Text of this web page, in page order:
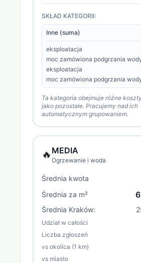
SKŁAD KATEGORII:
Inne (suma)
eksploatacja
moc zamówiona podgrzania
eksploatacja
moc zamówiona podgrzania
Ta kategoria obejmuje różne
jako pozostałe. Pracujemy nad ich
automatycznym grupowaniem.
🔥 MEDIA
Ogrzewanie i woda
Średnia kwota
Średnia za m²
Średnia Kraków:
Udział w całości
Liczba zgłoszeń
vs okolica (1 km)
vs miasto